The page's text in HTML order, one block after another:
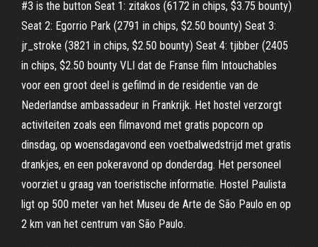
#3 is the button Seat 1: zitakos (6172 in chips, $3.75 bounty)
Seat 2: Egorrio Park (2791 in chips, $2.50 bounty) Seat 3:
jr_stroke (3821 in chips, $2.50 bounty) Seat 4: tjibber (2405
in chips, $2.50 bounty VLI dat de Franse film Intouchables
voor een groot deel is gefilmd in de residentie van de
Nederlandse ambassadeur in Frankrijk. Het hostel verzorgt
activiteiten zoals een filmavond met gratis popcorn op
dinsdag, op woensdagavond een voetbalwedstrijd met gratis
drankjes, en een pokeravond op donderdag. Het personeel
voorziet u graag van toeristische informatie. Hostel Paulista
ligt op 500 meter van het Museu de Arte de São Paulo en op
2 km van het centrum van São Paulo.